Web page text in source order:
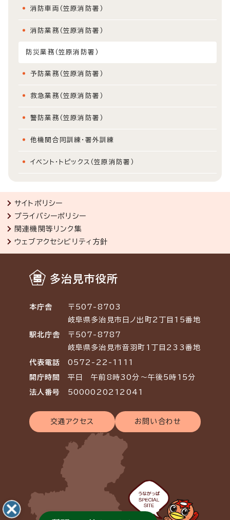
消防車両（笠原消防署）
消防業務（笠原消防署）
防災業務（笠原消防署）
予防業務（笠原消防署）
救急業務（笠原消防署）
警防業務（笠原消防署）
他機関合同訓練・署外訓練
イベント・トピックス（笠原消防署）
サイトポリシー
プライバシーポリシー
関連機関等リンク集
ウェブアクセシビリティ方針
多治見市役所
本庁舎
〒507-8703
岐阜県多治見市日ノ出町2丁目15番地
駅北庁舎
〒507-8787
岐阜県多治見市音羽町1丁目233番地
代表電話 0572-22-1111
開庁時間 平日 午前8時30分～午後5時15分
法人番号 5000020212041
交通アクセス お問い合わせ